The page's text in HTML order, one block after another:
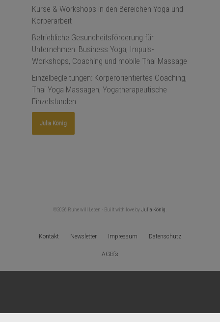
Kurse & Workshops in den Bereichen Yoga und
Körperarbeit
Betriebliche Gesundheitsförderung für
Unternehmen: Business Yoga, Impuls-
Workshops, Coaching und mobile Thai Massage
Einzelbegleitungen: Körperorientiertes Coaching,
Thai Yoga Massagen, Yogatherapeutische
Einzelstunden
Julia König
©2026 Ruhe will Leben · Built with love by Julia König.
Kontakt Newsletter Impressum Datenschutz
AGB´s